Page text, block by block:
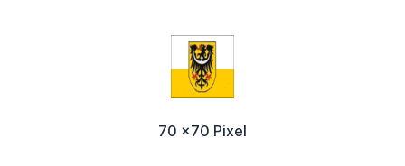
70 x70 Pixel